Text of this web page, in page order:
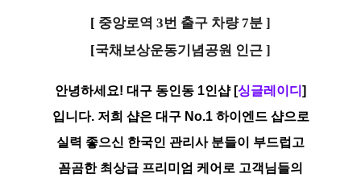
[ 중앙로역 3번 출구 차량 7분 ]
[국채보상운동기념공원 인근 ]
안녕하세요! 대구 동인동 1인샵 [싱글레이디 ]
입니다. 저희 샵은 대구 No.1 하이엔드 샵으로
실력 좋으신 한국인 관리사 분들이 부드럽고
꼼곰한 최상급 프리미엄 케어로 고객님들의